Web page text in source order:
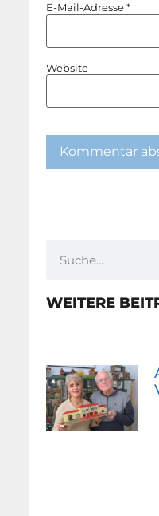
E-Mail-Adresse*
Website
WEITERE